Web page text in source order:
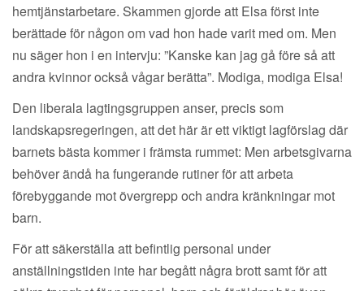
hemtjänstarbetare. Skammen gjorde att Elsa först inte
berättade för någon om vad hon hade varit med om. Men
nu säger hon i en intervju: ”Kanske kan jag gå före så att
andra kvinnor också vågar berätta”. Modiga, modiga Elsa!
Den liberala lagtingsgruppen anser, precis som
landskapsregeringen, att det här är ett viktigt lagförslag där
barnets bästa kommer i främsta rummet: Men arbetsgivarna
behöver ändå ha fungerande rutiner för att arbeta
förebyggande mot övergrepp och andra kränkningar mot
barn.
För att säkerställa att befintlig personal under
anställningstiden inte har begått några brott samt för att